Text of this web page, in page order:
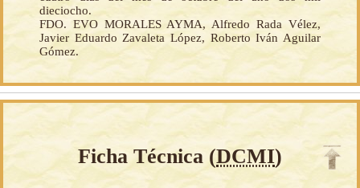
dieciocho.
FDO. EVO MORALES AYMA, Alfredo Rada Vélez,
Javier Eduardo Zavaleta López, Roberto Iván Aguilar
Gómez.
Ficha Técnica (DCMI)